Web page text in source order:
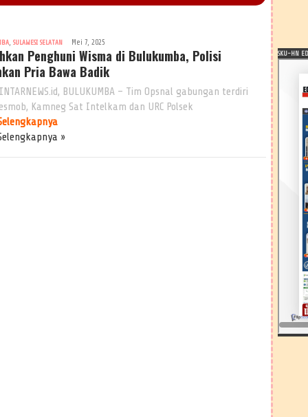
SULAWESI SELATAN Mei 7, 2025
Penghuni Wisma di Bulukumba, Polisi
Pria Bawa Badik
BULUKUMBA – Tim Opsnal gabungan terdiri
Kamneg Sat Intelkam dan URC Polsek
»
SKU-HN